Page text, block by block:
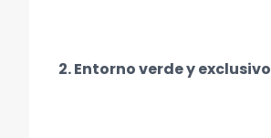
2. Entorno verde y exclusivo